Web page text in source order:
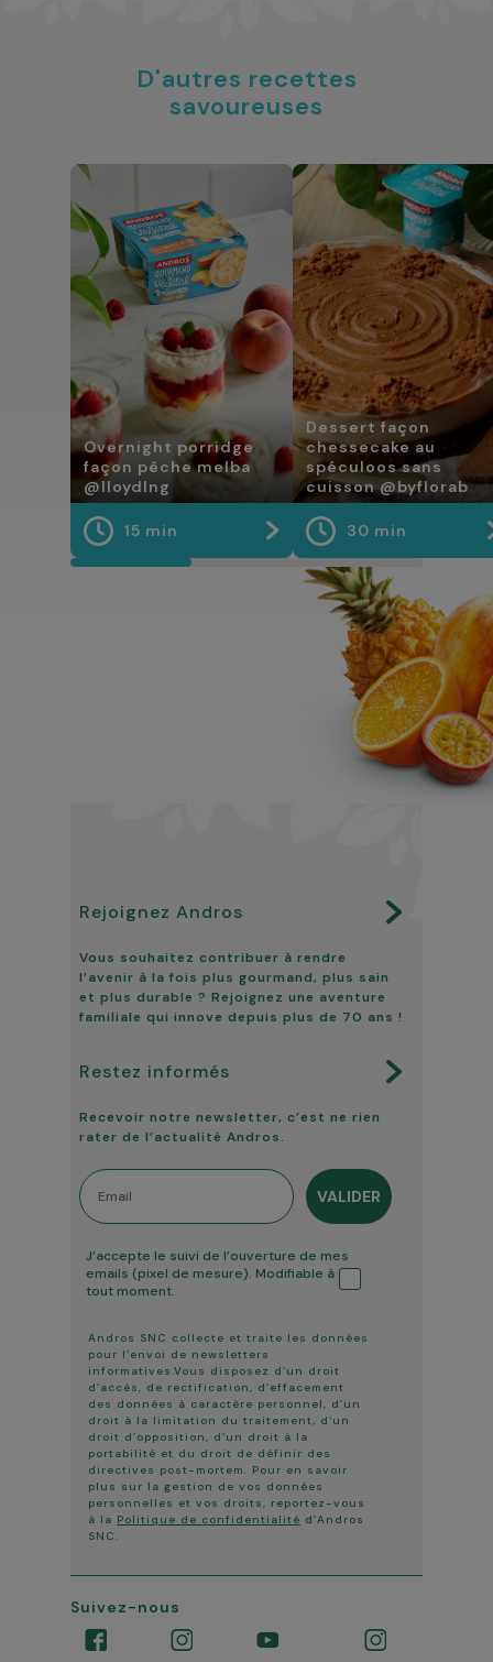
D'autres recettes
savoureuses
Overnight porridge
façon pêche melba
@lloydlng
15 min
Dessert façon
chessecake au
spéculoos sans
cuisson @byflorab
30 min
Rejoignez Andros
Vous souhaitez contribuer à rendre
l’avenir à la fois plus gourmand, plus sain
et plus durable ? Rejoignez une aventure
familiale qui innove depuis plus de 70 ans !
Restez informés
Recevoir notre newsletter, c’est ne rien
rater de l’actualité Andros.
Email
VALIDER
Tracking ouverture
J’accepte le suivi de l’ouverture de mes
emails (pixel de mesure). Modifiable à
tout moment.
Andros SNC collecte et traite les données
pour l’envoi de newsletters
informatives.Vous disposez d’un droit
d’accès, de rectification, d’effacement
des données à caractère personnel, d’un
droit à la limitation du traitement, d’un
droit d’opposition, d’un droit à la
portabilité et du droit de définir des
directives post-mortem. Pour en savoir
plus sur la gestion de vos données
personnelles et vos droits, reportez-vous
à la Politique de confidentialité d’Andros
SNC.
Suivez-nous